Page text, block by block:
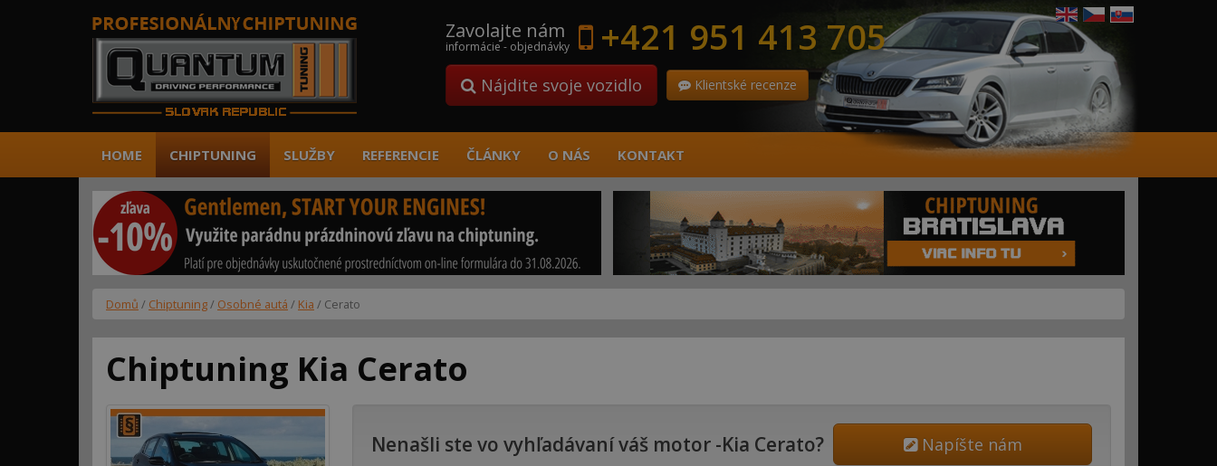
Zavolajte nám
informácie - objednávky +421 951 413 705
Nájdite svoje vozidlo Klientské recenze
HOME CHIPTUNING SLUŽBY REFERENCIE ČLÁNKY O NÁS KONTAKT
Domů / Chiptuning/ Osobné autá / Kia / Cerato
Chiptuning Kia Cerato
Nenašli ste vo vyhľadávaní váš motor -Kia Cerato? Napíšte nám